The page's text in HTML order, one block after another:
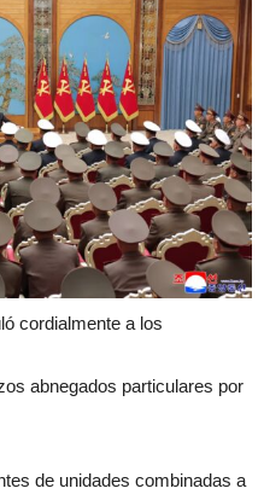
cordialmente a los
abnegados particulares por
de unidades combinadas a